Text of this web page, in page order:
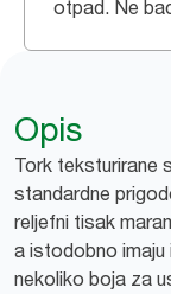
otpad. Ne
Opis
Tork teksturirane
standardne
reljefni tisak
a istodobno imaju
nekoliko boja za